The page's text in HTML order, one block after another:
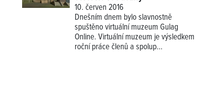
10. červen 2016
Dnešním dnem bylo slavnostně
spuštěno virtuální muzeum Gulag
Online. Virtuální muzeum je výsledkem
roční práce členů a spolup...